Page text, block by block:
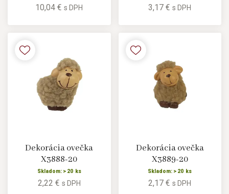
10,04 €s DPH 3,17 €s DPH
Dekorácia ovečka
X3888-20
Skladom: > 20 ks
2,22 € s DPH
Dekorácia ovečka
X3889-20
Skladom: > 20 ks
2,17 €s DPH